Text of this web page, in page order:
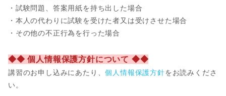
・試験問題、答案用紙を持ち出した場合
・本人の代わりに試験を受けた者又は受けさせた場合
・その他の不正行為を行った場合
◆◆ 個人情報保護方針について ◆◆
講習のお申し込みにあたり、個人情報保護方針をお読みくださ
い。